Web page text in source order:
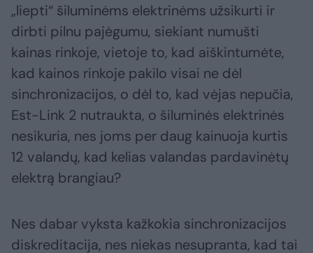
„liepti“ šiluminėms elektrinėms užsikurti ir
dirbti pilnu pajėgumu, siekiant numušti
kainas rinkoje, vietoje to, kad aiškintumėte,
kad kainos rinkoje pakilo visai ne dėl
sinchronizacijos, o dėl to, kad vėjas nepučia,
Est-Link 2 nutraukta, o šiluminės elektrinės
nesikuria, nes joms per daug kainuoja kurtis
12 valandų, kad kelias valandas pardavinėtų
elektrą brangiau?
Nes dabar vyksta kažkokia sinchronizacijos
diskreditacija, nes niekas nesupranta, kad tai